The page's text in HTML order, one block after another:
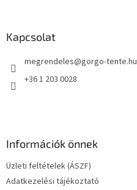
Kapcsolat
megrendeles@gorgo-tente.hu
+36 1 203 0028
Információk önnek
Üzleti feltételek (ÁSZF)
Adatkezelési tájékoztató